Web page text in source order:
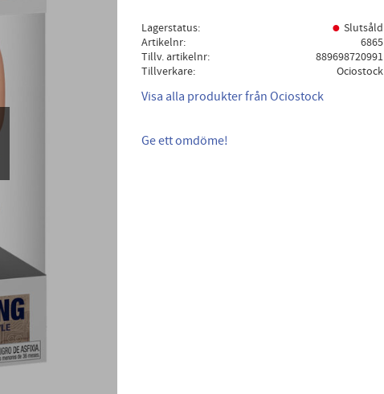
Lagerstatus
Slutsåld
Artikelnr
6865
Tillv. artikelnr
889698720991
Tillverkare
Ociostock
Visa alla produkter från Ociostock
Ge ett omdöme!